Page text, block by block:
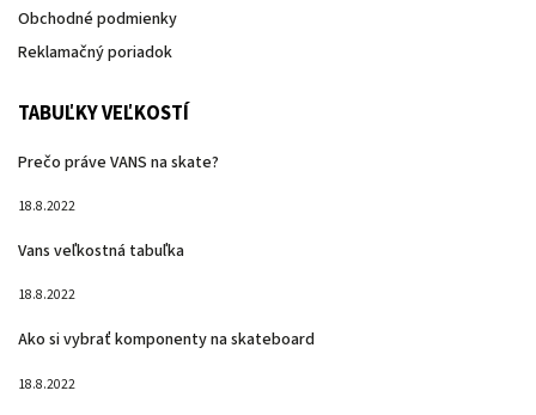
Obchodné podmienky
Reklamačný poriadok
TABUĽKY VEĽKOSTÍ
Prečo práve VANS na skate?
18.8.2022
Vans veľkostná tabuľka
18.8.2022
Ako si vybrať komponenty na skateboard
18.8.2022